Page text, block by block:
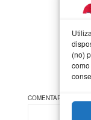
(no)
COMENTARIO